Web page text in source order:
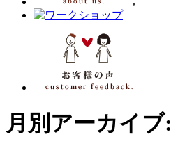
月別アーカイブ: